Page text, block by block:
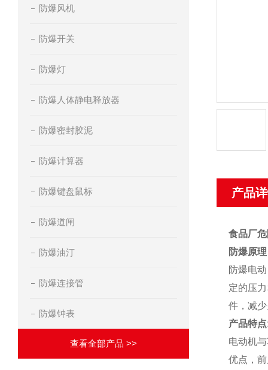
防爆风机
防爆开关
防爆灯
防爆人体静电释放器
防爆密封胶泥
防爆计算器
防爆键盘鼠标
防爆道闸
防爆油汀
防爆连接管
防爆钟表
查看全部产品 >>
产品
食品厂
防爆原
防爆电
定的压
件，减
产品特点
电动机
优点，